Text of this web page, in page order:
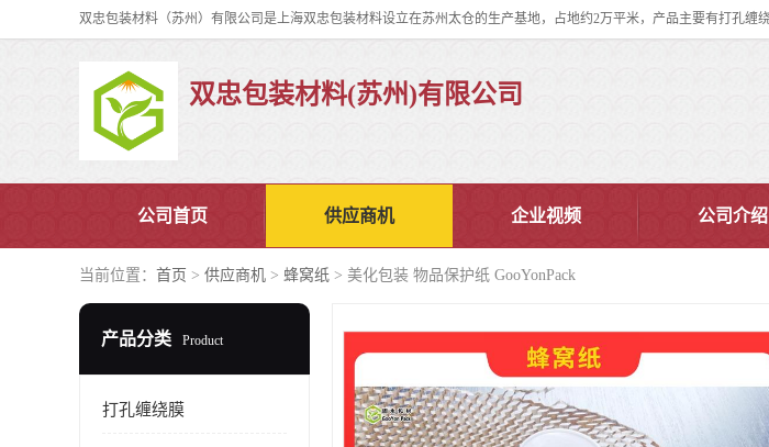
双忠包装材料(苏州)有限公司
公司首页 供应商机 企业视频 公司介绍
当前位置： 首页 > 供应商机 > 蜂窝纸 > 美化包装 物品保护纸 GooYonPack
产品分类 Product
打孔缠绕膜